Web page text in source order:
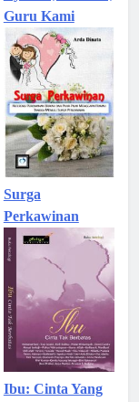
Guru Kami
Surga
Perkawinan
Ibu: Cinta Yang